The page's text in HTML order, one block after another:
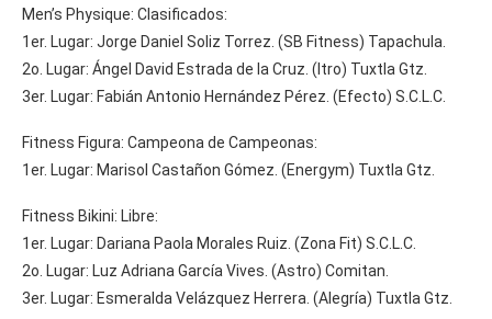
Men’s Physique: Clasificados:
1er. Lugar: Jorge Daniel Soliz Torrez. (SB Fitness) Tapachula.
2o. Lugar: Ángel David Estrada de la Cruz. (Itro) Tuxtla Gtz.
3er. Lugar: Fabián Antonio Hernández Pérez. (Efecto) S.C.L.C.
Fitness Figura: Campeona de Campeonas:
1er. Lugar: Marisol Castañon Gómez. (Energym) Tuxtla Gtz.
Fitness Bikini: Libre:
1er. Lugar: Dariana Paola Morales Ruiz. (Zona Fit) S.C.L.C.
2o. Lugar: Luz Adriana García Vives. (Astro) Comitan.
3er. Lugar: Esmeralda Velázquez Herrera. (Alegría) Tuxtla Gtz.